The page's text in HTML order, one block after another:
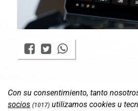
Con su consentimiento, tanto
socios (1017) utilizamos cookies u